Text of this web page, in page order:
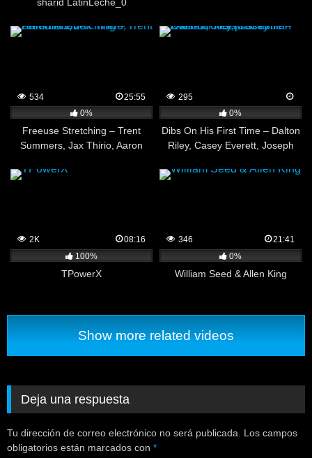
sharid LatinLeche_0
534
25:55
0%
Freeuse Stretching – Trent
Summers, Jax Thirio, Aaron
295
0%
Dibs On His First Time – Dalton
Riley, Casey Everett, Joseph
2K
08:16
100%
TPowerX
346
21:41
0%
William Seed & Allen King
Show more related videos
Deja una respuesta
Tu dirección de correo electrónico no será publicada.
Los campos
obligatorios están marcados con *